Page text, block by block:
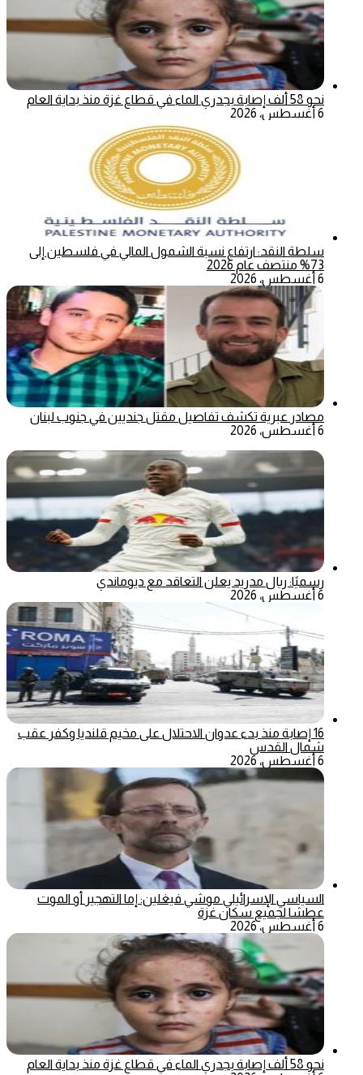
نحو 58 ألف إصابة بجدري الماء في قطاع غزة منذ بداية العام
6 أغسطس، 2026
سلطة النقد: ارتفاع نسبة الشمول المالي في فلسطين إلى
73% منتصف عام 2026
6 أغسطس، 2026
مصادر عبرية تكشف تفاصيل مقتل جنديين في جنوب لبنان
6 أغسطس، 2026
رسميًا: ريال مدريد يعلن التعاقد مع ديوماندي
6 أغسطس، 2026
16 إصابة منذ بدء عدوان الاحتلال على مخيم قلنديا وكفر عقب
شمال القدس
6 أغسطس، 2026
السياسي الإسرائيلي موشي فيغلين: إما التهجير أو الموت
عطشا لجميع سكان غزة
6 أغسطس، 2026
نحو 58 ألف إصابة بجدري الماء في قطاع غزة منذ بداية العام